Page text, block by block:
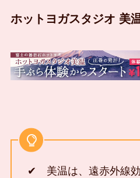
ホットヨガスタジオ 美
✔ 美温は、遠赤外線